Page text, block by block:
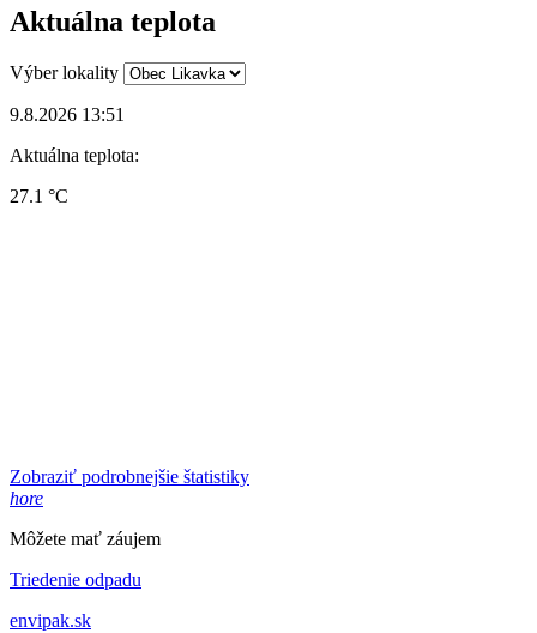
Aktuálna teplota
Výber lokality
9.8.2026 13:51
Aktuálna teplota:
27.1 °C
Zobraziť podrobnejšie štatistiky
hore
Môžete mať záujem
Triedenie odpadu
envipak.sk